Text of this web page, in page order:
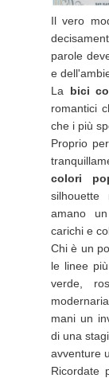
Il vero
parole
e
La bici
romantici
che i più
Proprio
colori
amano
carichi e
Chi è un
le linee
verde,
mani un
di una
avventure
Ricordate